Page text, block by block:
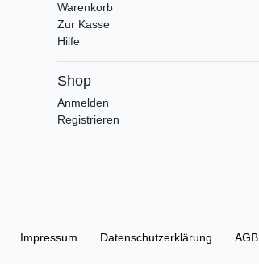
Warenkorb
Zur Kasse
Hilfe
Shop
Anmelden
Registrieren
Impressum Daten­schutz­erklärung AGB